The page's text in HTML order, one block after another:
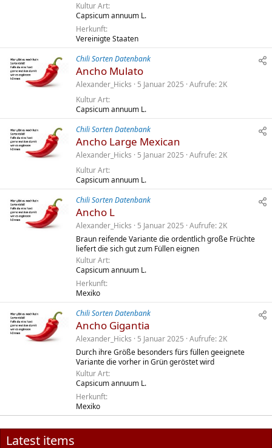
Kultur Art
Capsicum annuum L.
Herkunft
Vereinigte Staaten
Chili Sorten Datenbank
Ancho Mulato
Alexander_Hicks 5 Januar 2025 Aufrufe 2K
Kultur Art
Capsicum annuum L.
Chili Sorten Datenbank
Ancho Large Mexican
Alexander_Hicks 5 Januar 2025 Aufrufe 2K
Kultur Art
Capsicum annuum L.
Chili Sorten Datenbank
Ancho L
Alexander_Hicks 5 Januar 2025 Aufrufe 2K
Braun reifende Variante die ordentlich große Früchte
liefert die sich gut zum Füllen eignen
Kultur Art
Capsicum annuum L.
Herkunft
Mexiko
Chili Sorten Datenbank
Ancho Gigantia
Alexander_Hicks 5 Januar 2025 Aufrufe 2K
Durch ihre Größe besonders fürs füllen geeignete
Variante die vorher in Grün geröstet wird
Kultur Art
Capsicum annuum L.
Herkunft
Mexiko
Latest items